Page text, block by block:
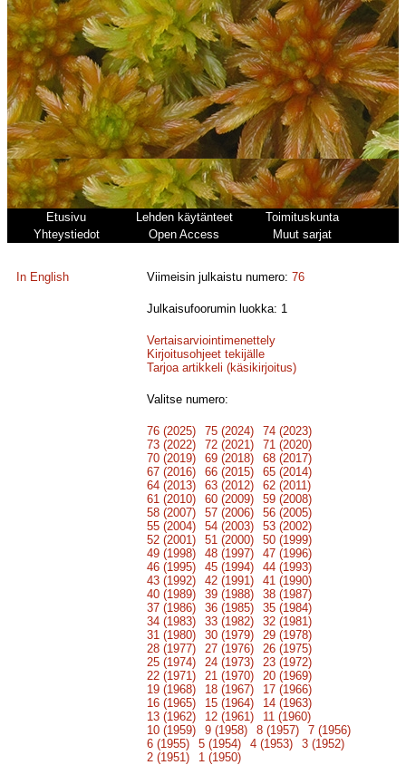
Etusivu Lehden käytänteet
Toimituskunta
Yhteystiedot
Open Access Muut sarjat
In English Viimeisin julkaistu numero:76
Julkaisufoorumin luokka: 1
Vertaisarviointimenettely
Kirjoitusohjeet tekijälle
Tarjoa artikkeli (käsikirjoitus)
Valitse numero:
76 (2025) 75 (2024)
74 (2023)
73 (2022)
72 (2021)
71 (2020)
70 (2019)
69 (2018)
68 (2017)
67 (2016)
66 (2015)
65 (2014)
64 (2013)
63 (2012)
62 (2011)
61 (2010)
60 (2009)
59 (2008)
58 (2007)
57 (2006)
56 (2005)
55 (2004)
54 (2003)
53 (2002)
52 (2001)
51 (2000)
50 (1999)
49 (1998)
48 (1997)
47 (1996)
46 (1995)
45 (1994)
44 (1993)
43 (1992)
42 (1991)
41 (1990)
40 (1989)
39 (1988)
38 (1987)
37 (1986)
36 (1985)
35 (1984)
34 (1983)
33 (1982)
32 (1981)
31 (1980)
30 (1979)
29 (1978)
28 (1977)
27 (1976)
26 (1975)
25 (1974)
24 (1973)
23 (1972)
22 (1971)
21 (1970)
20 (1969)
19 (1968)
18 (1967)
17 (1966)
16 (1965)
15 (1964)
14 (1963)
13 (1962)
12 (1961)
11 (1960)
10 (1959)
9 (1958) 8 (1957)
7 (1956)
6 (1955)
5 (1954) 4 (1953)
3 (1952)
2 (1951)
1 (1950)